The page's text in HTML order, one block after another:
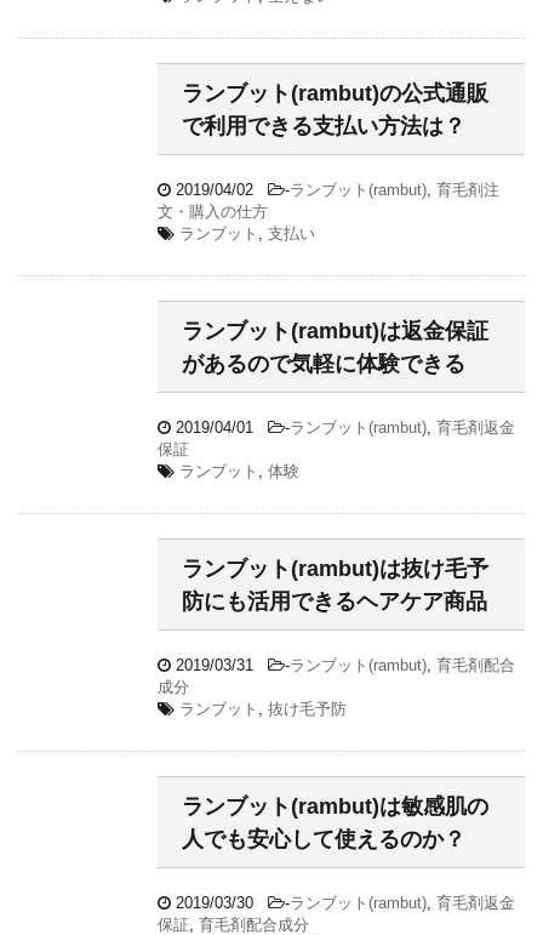
ランブット(rambut)の公式通販
で利用できる支払い方法は？
2019/04/02 -ランブット(rambut) 育毛剤注
文・購入の仕方
ランブット
支払い
ランブット(rambut)は返金保証
があるので気軽に体験できる
2019/04/01 -ランブット(rambut) 育毛剤返金
保証
ランブット
体験
ランブット(rambut)は抜け毛予
防にも活用できるヘアケア商品
2019/03/31 -ランブット(rambut) 育毛剤配合
成分
ランブット
抜け毛予防
ランブット(rambut)は敏感肌の
人でも安心して使えるのか？
2019/03/30 -ランブット(rambut) 育毛剤返金
保証 育毛剤配合成分